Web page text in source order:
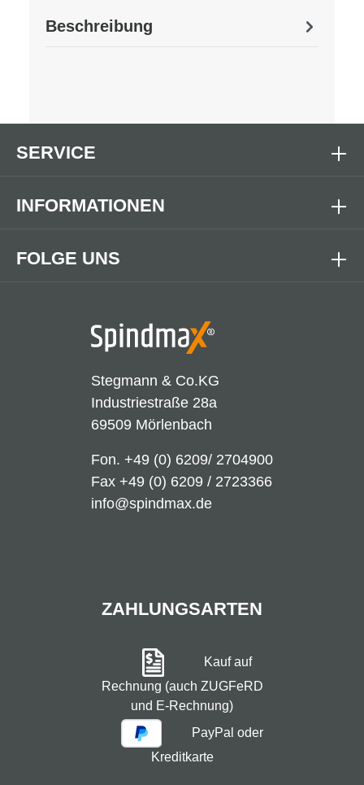
Beschreibung
Stegmann & Co.KG
Industriestraße 28a
69509 Mörlenbach
Fon. +49 (0) 6209/ 2704900
Fax +49 (0) 6209 / 2723366
info@spindmax.de
FOLGE UNS
SERVICE
INFORMATIONEN
ZAHLUNGSARTEN
Kauf auf
Rechnung (auch ZUGFeRD
und E-Rechnung)
PayPal oder
Kreditkarte